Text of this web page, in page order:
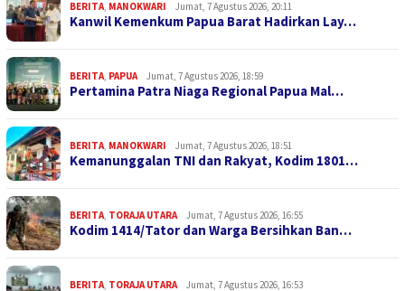
BERITA, MANOKWARI Jumat, 7 Agustus 2026, 20:11
Kanwil Kemenkum Papua Barat Hadirkan Lay…
BERITA, PAPUA Jumat, 7 Agustus 2026, 18:59
Pertamina Patra Niaga Regional Papua Mal…
BERITA, MANOKWARI Jumat, 7 Agustus 2026, 18:51
Kemanunggalan TNI dan Rakyat, Kodim 1801…
BERITA, TORAJA UTARA Jumat, 7 Agustus 2026, 16:55
Kodim 1414/Tator dan Warga Bersihkan Ban…
BERITA, TORAJA UTARA Jumat, 7 Agustus 2026, 16:53